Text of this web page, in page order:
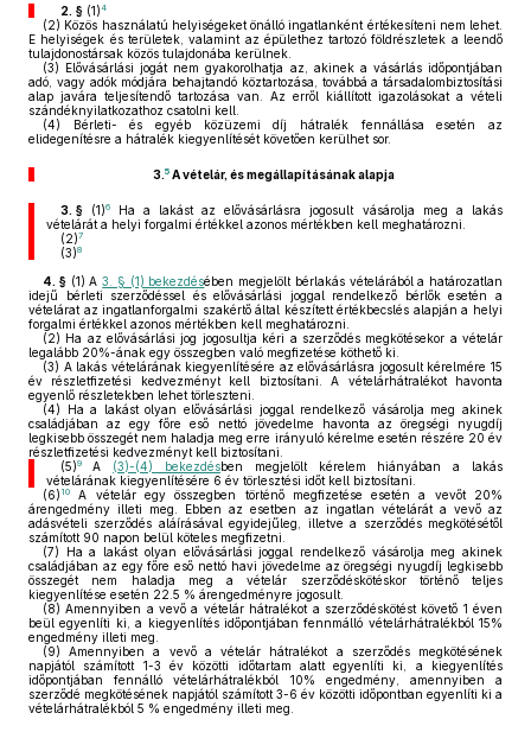
2. §(1)4
(2) Közös használatú helyiségeket önálló ingatlanként értékesíteni nem lehet.
E helyiségek és területek, valamint az épülethez tartozó földrészletek a leendő
tulajdonostársak közös tulajdonába kerülnek.
(3) Elővásárlási jogát nem gyakorolhatja az, akinek a vásárlás időpontjában
adó, vagy adók módjára behajtandó köztartozása, továbbá a társadalombiztosítási
alap javára teljesítendő tartozása van. Az erről kiállított igazolásokat a vételi
szándéknyilatkozathoz csatolni kell.
(4) Bérleti- és egyéb közüzemi díj hátralék fennállása esetén az
elidegenítésre a hátralék kiegyenlítését követően kerülhet sor.
3.5 A vételár, és megállapításának alapja
3. §(1)6Ha a lakást az elővásárlásra jogosult vásárolja meg a lakás
vételárát a helyi forgalmi értékkel azonos mértékben kell meghatározni.
(2)7
(3)8
4. § (1) A3. § (1) bekezdésében megjelölt bérlakás vételárából a határozatlan
idejű bérleti szerződéssel és elővásárlási joggal rendelkező bérlők esetén a
vételárat az ingatlanforgalmi szakértő által készített értékbecslés alapján a helyi
forgalmi értékkel azonos mértékben kell meghatározni.
(2) Ha az elővásárlási jog jogosultja kéri a szerződés megkötésekor a vételár
legalább 20%-ának egy összegben való megfizetése köthető ki.
(3) A lakás vételárának kiegyenlítésére az elővásárlásra jogosult kérelmére 15
év részletfizetési kedvezményt kell biztosítani. A vételárhátralékot havonta
egyenlő részletekben lehet törleszteni.
(4) Ha a lakást olyan elővásárlási joggal rendelkező vásárolja meg akinek
családjában az egy főre eső nettó jövedelme havonta az öregségi nyugdíj
legkisebb összegét nem haladja meg erre irányuló kérelme esetén részére 20 év
részletfizetési kedvezményt kell biztosítani.
(5)9A (3)-(4) bekezdésben megjelölt kérelem hiányában a lakás
vételárának kiegyenlítésére 6 év törlesztési időt kell biztosítani.
(6) 10
A vételár egy összegben történő megfizetése esetén a vevőt 20%
árengedmény illeti meg. Ebben az esetben az ingatlan vételárát a vevő az
adásvételi szerződés aláírásával egyidejűleg, illetve a szerződés megkötésétől
számított 90 napon belül köteles megfizetni.
(7) Ha a lakást olyan elővásárlási joggal rendelkező vásárolja meg akinek
családjában az egy főre eső nettó havi jövedelme az öregségi nyugdíj legkisebb
összegét nem haladja meg a vételár szerződéskötéskor történő teljes
kiegyenlítése esetén 22.5 % árengedményre jogosult.
(8) Amennyiben a vevő a vételár hátralékot a szerződéskötést követő 1 éven
beül egyenlíti ki, a kiegyenlítés időpontjában fennmálló vételárhátralékból 15%
engedmény illeti meg.
(9) Amennyiben a vevő a vételár hátralékot a szerződés megkötésének
napjától számított 1-3 év közötti időtartam alatt egyenlíti ki, a kiegyenlítés
időpontjában fennálló vételárhátralékból 10% engedmény, amennyiben a
szerződé megkötésének napjától számított 3-6 év közötti időpontban egyenlíti ki a
vételárhátralékból 5 % engedmény illeti meg.